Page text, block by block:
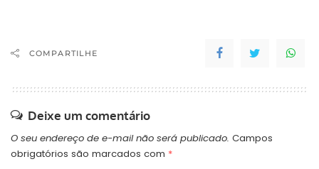
COMPARTILHE
Deixe um comentário
O seu endereço de e-mail não será publicado. Campos
obrigatórios são marcados com *